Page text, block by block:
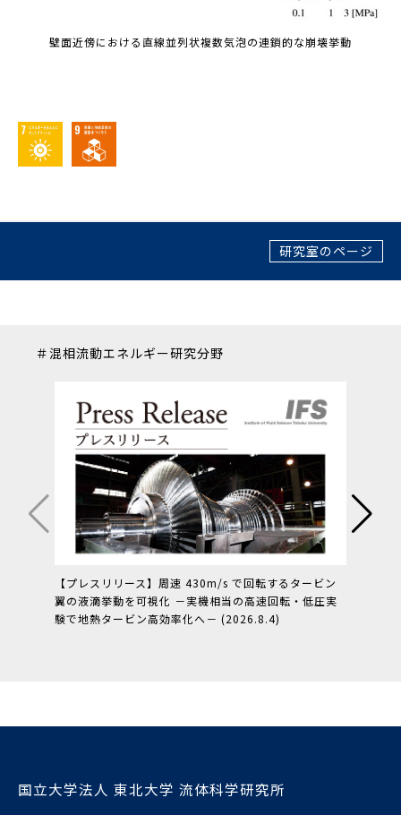
壁面近傍における直線並列状複数気泡の連鎖的な崩壊挙動
研究室のページ
＃混相流動エネルギー研究分野
【プレスリリース】周速 430m/s で回転するタービン
翼の液滴挙動を可視化 －実機相当の高速回転・低圧実
験で地熱タービン高効率化へ－ (2026.8.4)
国立大学法人 東北大学 流体科学研究所